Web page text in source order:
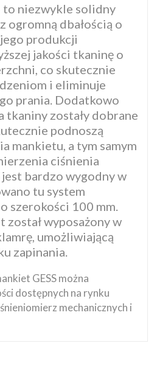
to niezwykle solidny
ogromną dbałością o
produkcji
jakości tkaninę o
co skutecznie
i eliminuje
prania. Dodatkowo
tkaniny zostały dobrane
podnoszą
mankietu, a tym samym
ciśnienia
bardzo wygodny w
tu system
szerokości 100 mm.
wyposażony w
umożliwiającą
zapinania.
GESS można
dostępnych na rynku
mechanicznych i